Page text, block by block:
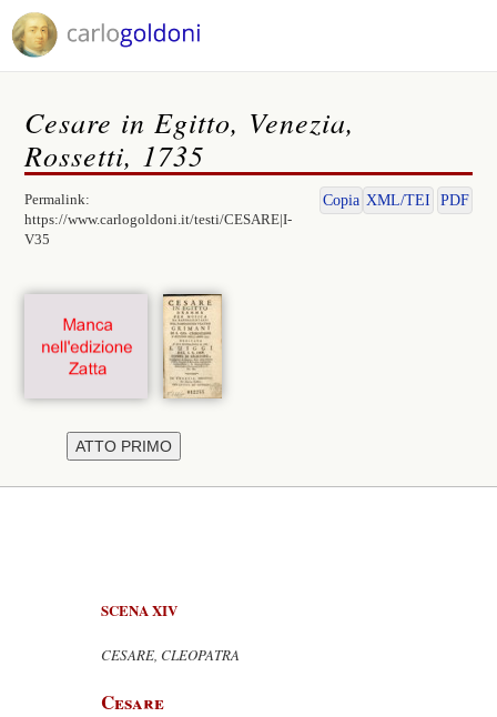
Cesare in Egitto, Venezia,
Rossetti, 1735
Permalink:
https://www.carlogoldoni.it/testi/CESARE|I-
V35
Copia XML/TEI PDF
SCENA XIV
CESARE, CLEOPATRA
Cesare